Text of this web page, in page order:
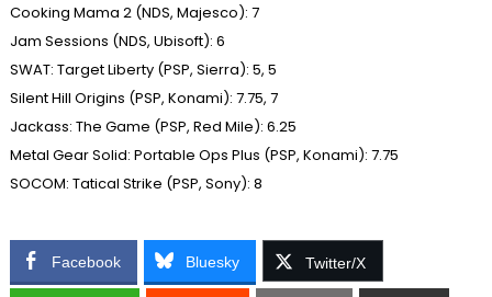
Cooking Mama 2 (NDS, Majesco): 7
Jam Sessions (NDS, Ubisoft): 6
SWAT: Target Liberty (PSP, Sierra): 5, 5
Silent Hill Origins (PSP, Konami): 7.75, 7
Jackass: The Game (PSP, Red Mile): 6.25
Metal Gear Solid: Portable Ops Plus (PSP, Konami): 7.75
SOCOM: Tatical Strike (PSP, Sony): 8
Facebook Bluesky Twitter/X